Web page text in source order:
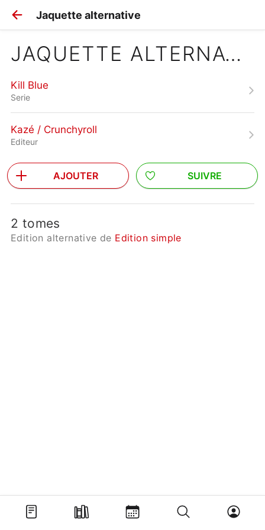
Jaquette alternative
JAQUETTE ALTERNATIVE
Kill Blue
Serie
Kazé / Crunchyroll
Editeur
AJOUTER SUIVRE
2 tomes
Edition alternative de Edition simple